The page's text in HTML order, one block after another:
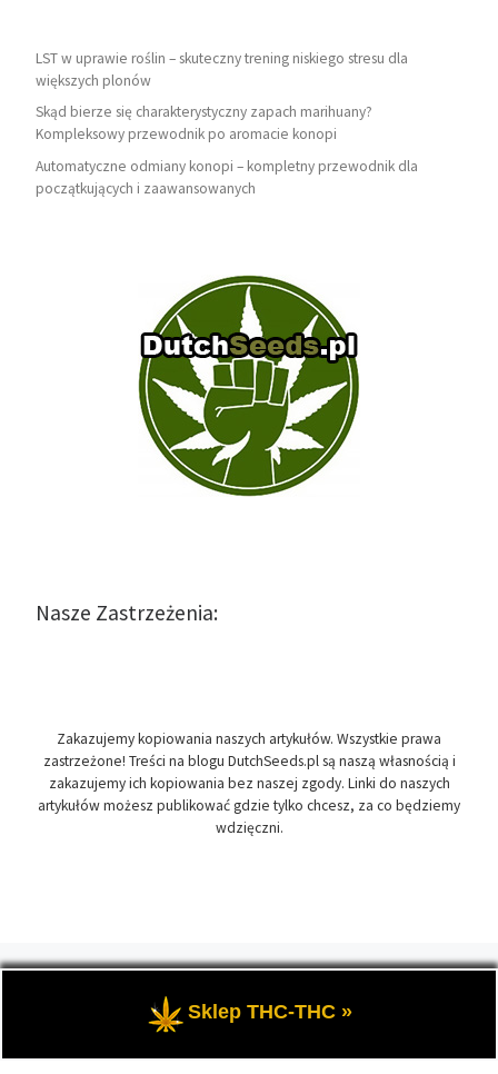
LST w uprawie roślin – skuteczny trening niskiego stresu dla
większych plonów
Skąd bierze się charakterystyczny zapach marihuany?
Kompleksowy przewodnik po aromacie konopi
Automatyczne odmiany konopi – kompletny przewodnik dla
początkujących i zaawansowanych
Nasze Zastrzeżenia:
Zakazujemy kopiowania naszych artykułów. Wszystkie prawa
zastrzeżone! Treści na blogu DutchSeeds.pl są naszą własnością i
zakazujemy ich kopiowania bez naszej zgody. Linki do naszych
artykułów możesz publikować gdzie tylko chcesz, za co będziemy
wdzięczni.
przewodni blogu, wszystko na temat marihuany oraz roślin
konopi indyjskich, zwanych cannabis.
Sklep THC-THC »